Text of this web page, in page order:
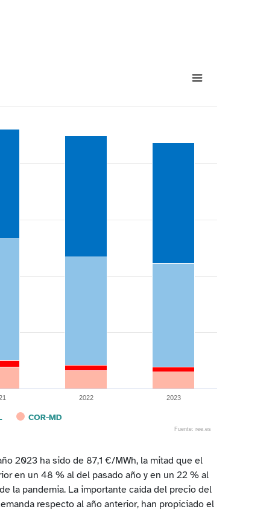
COR-MD
2022 2023
Fuente: ree.es
2023 ha sido de 87,1 €/MWh, la mitad que el
en un 48 % al del pasado año y en un 22 % al
la pandemia. La importante caída del precio del
respecto al año anterior, han propiciado el